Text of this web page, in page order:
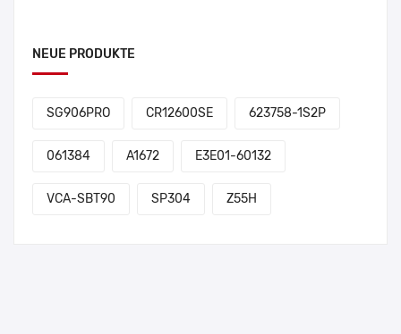
NEUE PRODUKTE
SG906PRO CR12600SE 623758-1S2P
061384 A1672 E3E01-60132
VCA-SBT90 SP304 Z55H